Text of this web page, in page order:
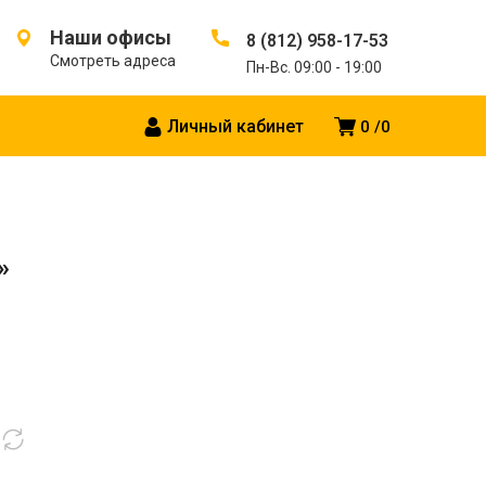
Наши офисы
Смотреть адреса
8 (812) 958-17-53
Пн-Вс. 09:00 - 19:00
0 0
Личный кабинет